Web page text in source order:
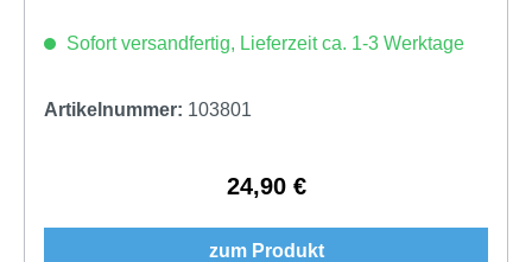
Sofort versandfertig, Lieferzeit ca. 1-3 Werktage
Artikelnummer: 103801
Regulärer Preis:
24,90 €
zum Produkt